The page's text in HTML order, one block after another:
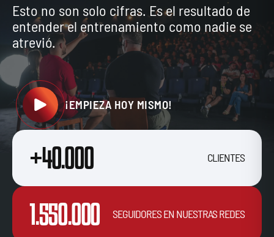
Esto no son solo cifras. Es el resultado de
entender el entrenamiento como nadie se
atrevió.
¡EMPIEZA HOY MISMO!
+40.000 CLIENTES
1.550.000 SEGUIDORES EN NUESTRAS REDES